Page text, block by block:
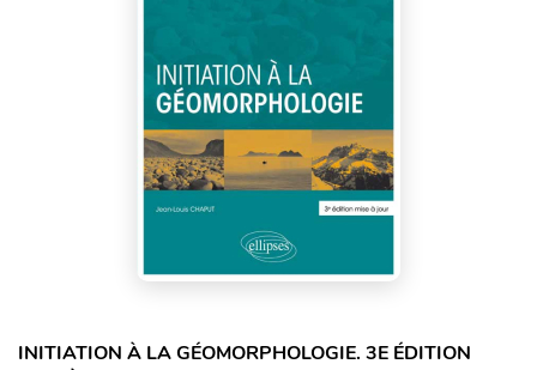
INITIATION À LA GÉOMORPHOLOGIE. 3E ÉDITION